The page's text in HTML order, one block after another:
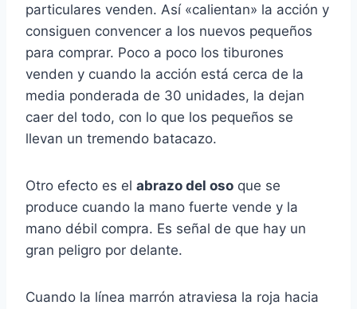
particulares venden. Así «calientan» la acción y
consiguen convencer a los nuevos pequeños
para comprar. Poco a poco los tiburones
venden y cuando la acción está cerca de la
media ponderada de 30 unidades, la dejan
caer del todo, con lo que los pequeños se
llevan un tremendo batacazo.
Otro efecto es el abrazo del oso que se
produce cuando la mano fuerte vende y la
mano débil compra. Es señal de que hay un
gran peligro por delante.
Cuando la línea marrón atraviesa la roja hacia